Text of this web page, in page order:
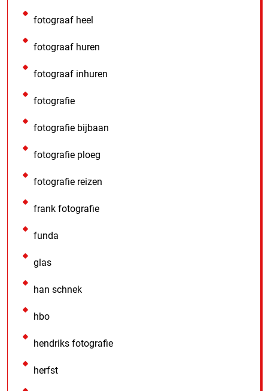
fotograaf heel
fotograaf huren
fotograaf inhuren
fotografie
fotografie bijbaan
fotografie ploeg
fotografie reizen
frank fotografie
funda
glas
han schnek
hbo
hendriks fotografie
herfst